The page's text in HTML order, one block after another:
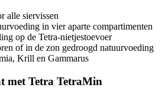
alle siervissen
in vier aparte compartimenten
op de Tetra-nietjestoevoer
of in de zon gedroogd natuurvoeding
Krill en Gammarus
met Tetra TetraMin